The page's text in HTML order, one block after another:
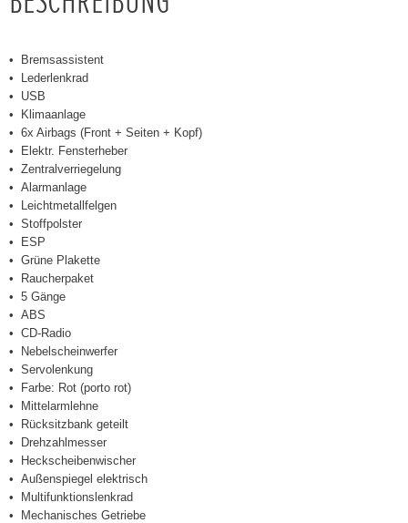
Bremsassistent
Lederlenkrad
USB
Klimaanlage
6x Airbags (Front + Seiten + Kopf)
Elektr. Fensterheber
Zentralverriegelung
Alarmanlage
Leichtmetallfelgen
Stoffpolster
ESP
Grüne Plakette
Raucherpaket
5 Gänge
ABS
CD-Radio
Nebelscheinwerfer
Servolenkung
Farbe: Rot (porto rot)
Mittelarmlehne
Rücksitzbank geteilt
Drehzahlmesser
Heckscheibenwischer
Außenspiegel elektrisch
Multifunktionslenkrad
Mechanisches Getriebe